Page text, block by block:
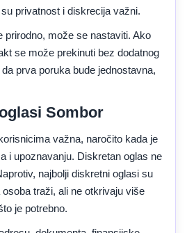
privatnost i diskrecija važni.
prirodno, može se nastaviti. Ako
se može prekinuti bez dodatnog
prva poruka bude jednostavna,
Sombor
važna, naročito kada je
i upoznavanju. Diskretan oglas ne
najbolji diskretni oglasi su
traži, ali ne otkrivaju više
je potrebno.